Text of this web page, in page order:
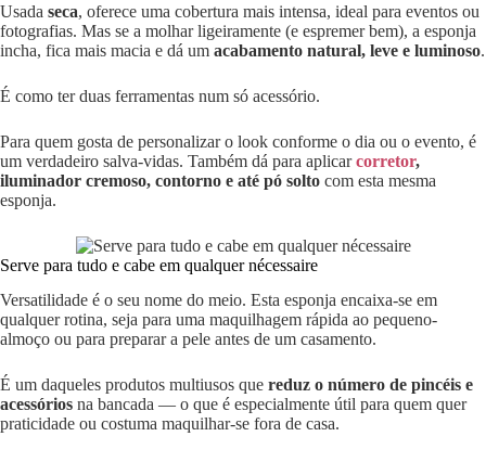
Usada seca, oferece uma cobertura mais intensa, ideal para eventos ou
fotografias. Mas se a molhar ligeiramente (e espremer bem), a esponja
incha, fica mais macia e dá um acabamento natural, leve e luminoso.
É como ter duas ferramentas num só acessório.
Para quem gosta de personalizar o look conforme o dia ou o evento, é
um verdadeiro salva-vidas. Também dá para aplicarcorretor,
iluminador cremoso, contorno e até pó solto com esta mesma
esponja.
Serve para tudo e cabe em qualquer nécessaire
Versatilidade é o seu nome do meio. Esta esponja encaixa-se em
qualquer rotina, seja para uma maquilhagem rápida ao pequeno-
almoço ou para preparar a pele antes de um casamento.
É um daqueles produtos multiusos que reduz o número de pincéis e
acessórios na bancada — o que é especialmente útil para quem quer
praticidade ou costuma maquilhar-se fora de casa.